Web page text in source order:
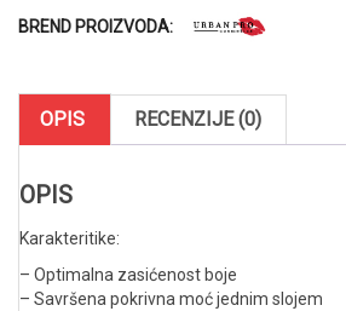
za
60
količina
BREND PROIZVODA:
OPIS RECENZIJE (0)
OPIS
Karakteritike:
– Optimalna zasićenost boje
– Savršena pokrivna moć jednim slojem